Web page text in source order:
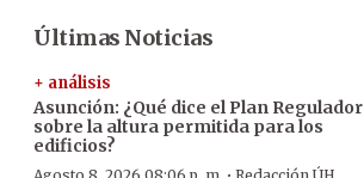
Últimas Noticias
+ análisis
Asunción: ¿Qué dice el Plan Regulador
sobre la altura permitida para los
edificios?